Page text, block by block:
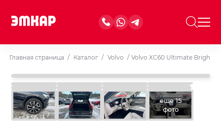
Главная страница / Каталог / Volvo / Volvo XC60 Ultimate Bright
еще 15
фото